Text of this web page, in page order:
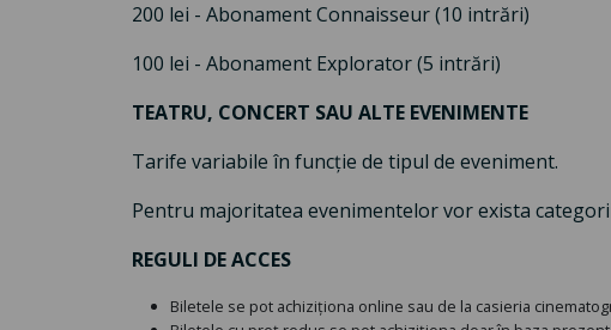
200 lei - Abonament Connaisseur (10 intrări)
100 lei - Abonament Explorator (5 intrări)
TEATRU, CONCERT SAU ALTE EVENIMENTE
Tarife variabile în funcție de tipul de eveniment.
Pentru majoritatea evenimentelor vor exista
REGULI DE ACCES
Biletele se pot achiziționa online sau de la casieria